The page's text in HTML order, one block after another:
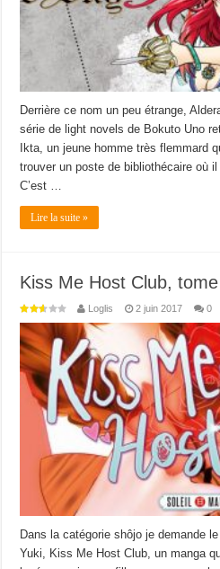
Derrière ce nom un peu étrange,
série de light novels de Bokuto Uno
Ikta, un jeune homme très flemmard
trouver un poste de bibliothécaire où
C’est …
Lire la suite »
Kiss Me Host Club,
Loglis 2 juin 2017 0
Dans la catégorie shôjo je demande
Yuki, Kiss Me Host Club, un manga